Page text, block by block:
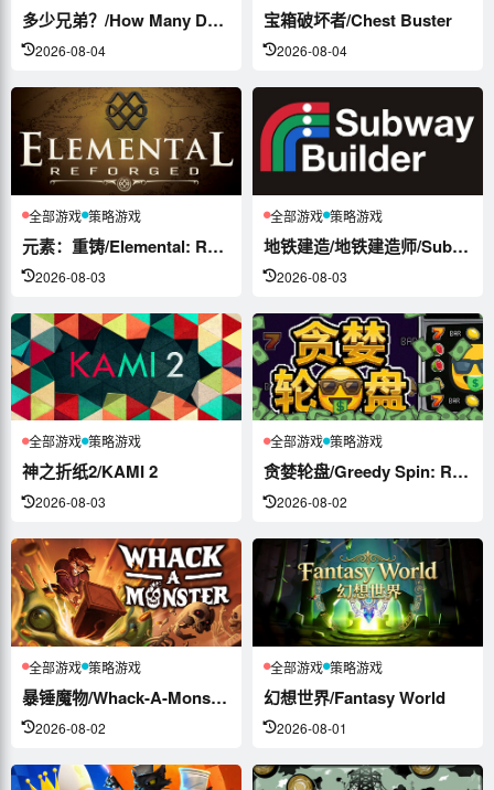
多少兄弟？/How Many Dudes...
2026-08-04
宝箱破坏者/Chest Buster
2026-08-04
全部游戏 策略游戏
元素：重铸/Elemental: Ref...
2026-08-03
全部游戏 策略游戏
地铁建造/地铁建造师/Subway Bu...
2026-08-03
全部游戏 策略游戏
神之折纸2/KAMI 2
2026-08-03
全部游戏 策略游戏
贪婪轮盘/Greedy Spin: Re...
2026-08-02
全部游戏 策略游戏
暴锤魔物/Whack-A-Monster
2026-08-02
全部游戏 策略游戏
幻想世界/Fantasy World
2026-08-01